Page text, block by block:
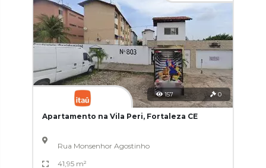
157 0
Apartamento na Vila Peri, Fortaleza CE
Rua Monsenhor Agostinho
41,95 m²